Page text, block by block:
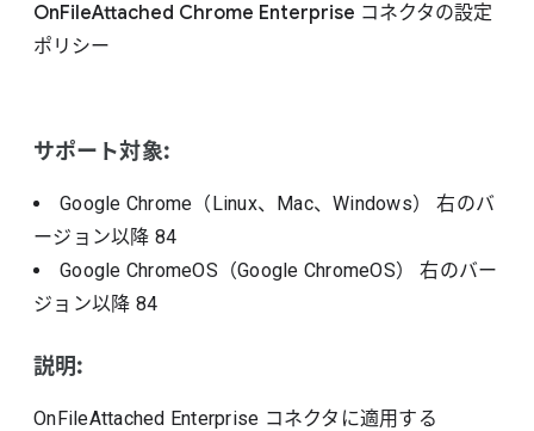
非推奨ポリシーを含める
OnFileAttached Chrome Enterprise コネクタの設定
ポリシー
サポート対象:
Google Chrome（Linux、Mac、Windows）右のバ
ージョン以降 84
Google ChromeOS（Google ChromeOS）右のバー
ジョン以降 84
説明:
OnFileAttached Enterprise コネクタに適用する